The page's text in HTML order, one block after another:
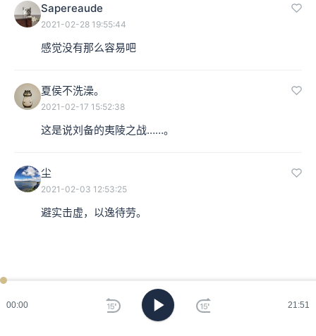
00:00 21:51
Sapereaude
2021-02-28 19:55:44
感觉没有那么容易吧
夏侯不洗澡。
2021-02-17 15:52:38
这是说刘备的夷陵之战……。
尘
2021-02-03 12:53:25
避实击虚，以逸待劳。